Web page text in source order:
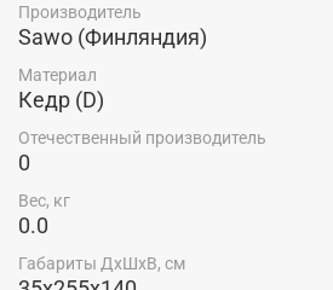
Производитель
Sawo (Финляндия)
Материал
Кедр (D)
Отечественный производитель
0
Вес, кг
0.0
Габариты ДхШхВ, см